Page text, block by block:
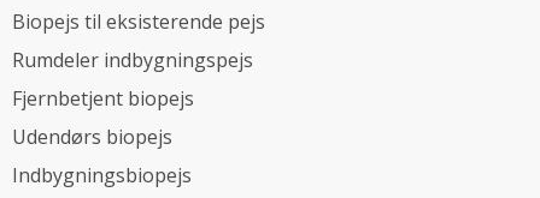
Biopejs til eksisterende pejs
Rumdeler indbygningspejs
Fjernbetjent biopejs
Udendørs biopejs
Indbygningsbiopejs